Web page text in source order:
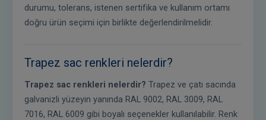
durumu, tolerans, istenen sertifika ve kullanım ortamı
doğru ürün seçimi için birlikte değerlendirilmelidir.
Trapez sac renkleri nelerdir?
Trapez sac renkleri nelerdir? Trapez ve çatı sacında
galvanizli yüzeyin yanında RAL 9002, RAL 3009, RAL
7016, RAL 6009 gibi boyalı seçenekler kullanılabilir. Renk